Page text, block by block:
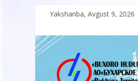
Skip
content
Yakshanba, Avgust 9, 2026
“Buxoro